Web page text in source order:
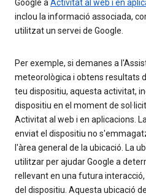
Google aActivitat al web i en
inclou la informació associada,
utilitzat un servei de Google.
Per exemple, si demanes a
meteorològica i obtens resultats
teu dispositiu, aquesta activitat,
dispositiu en el moment de
Activitat al web i en aplicacions.
enviat el dispositiu no
l'àrea general de la ubicació. La
utilitzar per ajudar Google a
rellevant en una futura
del dispositiu. Aquesta ubicació